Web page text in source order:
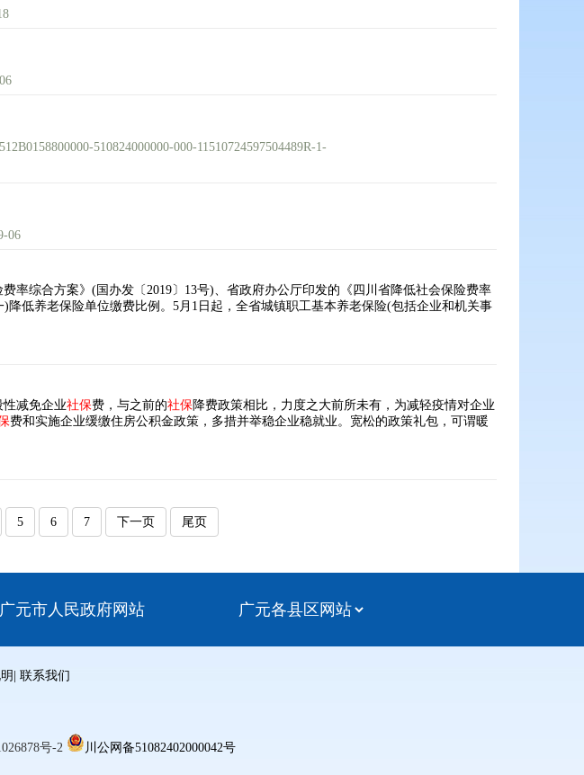
510824000000-000-11510724597504489R-1-
06
率综合方案》(国办发〔2019〕13号)、省政府办公厅印发的《四川省降低社会保险费率
低养老保险单位缴费比例。5月1日起，全省城镇职工基本养老保险(包括企业和机关事
减免企业社保费，与之前的社保降费政策相比，力度之大前所未有，为减轻疫情对企业
费和实施企业缓缴住房公积金政策，多措并举稳企业稳就业。宽松的政策礼包，可谓暖
5 6 7 下一页 尾页
广元市人民政府网站
联系我们
号-2 川公网备51082402000042号